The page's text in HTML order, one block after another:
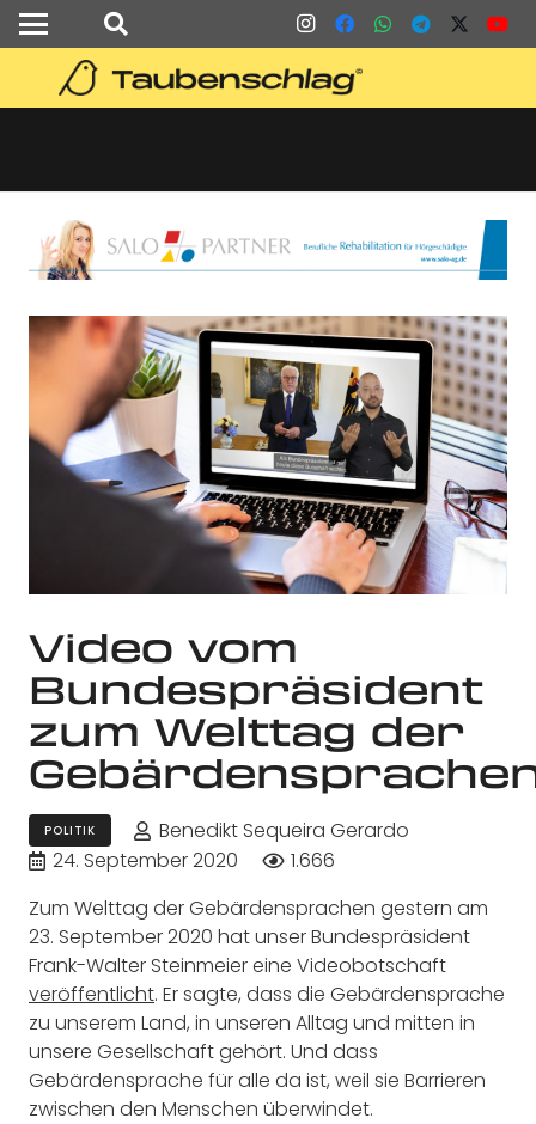
Video vom
Bundespräsident
zum Welttag der
POLITIK
Benedikt Sequeira Gerardo
24. September 2020
1.666
Zum Welttag der Gebärdensprachen gestern am
23. September 2020 hat unser Bundespräsident
Frank-Walter Steinmeier eine Videobotschaft
veröffentlicht. Er sagte, dass die Gebärdensprache
zu unserem Land, in unseren Alltag und mitten in
unsere Gesellschaft gehört. Und dass
Gebärdensprache für alle da ist, weil sie Barrieren
zwischen den Menschen überwindet.